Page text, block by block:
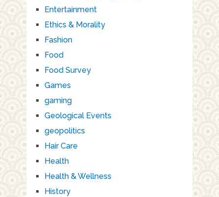
Entertainment
Ethics & Morality
Fashion
Food
Food Survey
Games
gaming
Geological Events
geopolitics
Hair Care
Health
Health & Wellness
History